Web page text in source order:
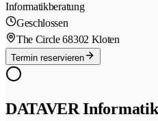
Informatikberatung
Geschlossen
The Circle 68302 Kloten
Termin reservieren
DATAVER